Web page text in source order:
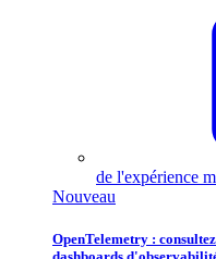
de l'expérience
Nouveau
OpenTelemetry :